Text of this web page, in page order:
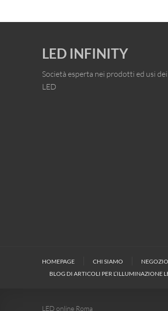
LED INFINITY
Società esperta nei prodotti ed usi dei
LED
HOMEPAGE CHI SIAMO NEGOZIO
BLOG DI ARTICOLI PER L’ILLUMINAZIONE
LED online Roma